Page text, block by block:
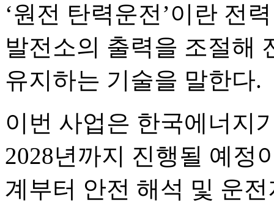
‘원전 탄력운전’이란 전
발전소의 출력을 조절해
유지하는 기술을 말한다.
이번 사업은 한국에너지
2028년까지 진행될 예정
계부터 안전 해석 및 운